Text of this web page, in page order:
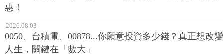
惠！
2026.08.03
0050、台積電、00878...你願意投資多少錢？真正想改變
人生，關鍵在「數大」